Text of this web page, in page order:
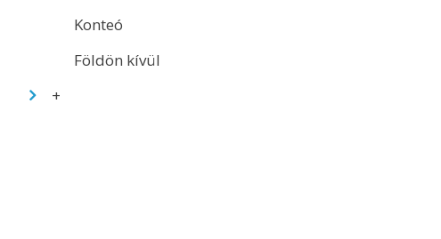
Konteó
Földön kívül
+